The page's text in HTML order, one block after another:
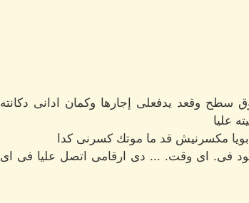
سطح وقعد يدفعلى إجارها وكمان ادانى دكانته
عليا
مكسرنيش قد ما موتك كسرنى كدا
فى. اى وقت. ... دى ارقامى اتصل عليا فى اى